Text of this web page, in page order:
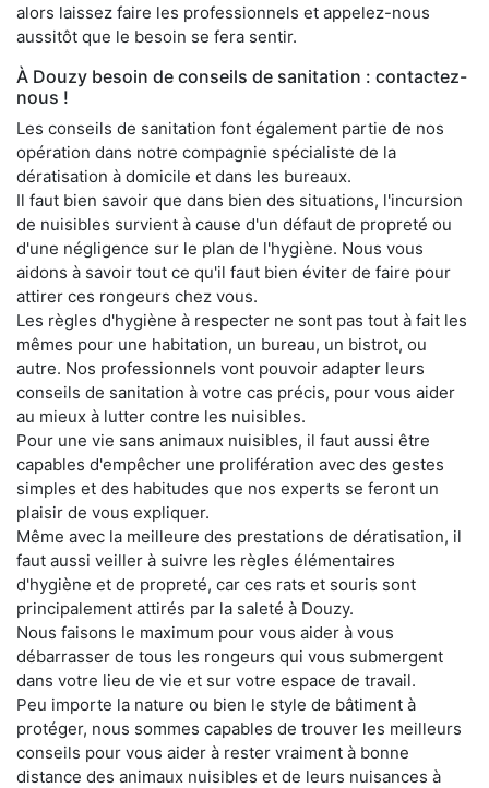
alors laissez faire les professionnels et appelez-nous
aussitôt que le besoin se fera sentir.
À Douzy besoin de conseils de sanitation : contactez-
nous !
Les conseils de sanitation font également partie de nos
opération dans notre compagnie spécialiste de la
dératisation à domicile et dans les bureaux.
Il faut bien savoir que dans bien des situations, l'incursion
de nuisibles survient à cause d'un défaut de propreté ou
d'une négligence sur le plan de l'hygiène. Nous vous
aidons à savoir tout ce qu'il faut bien éviter de faire pour
attirer ces rongeurs chez vous.
Les règles d'hygiène à respecter ne sont pas tout à fait les
mêmes pour une habitation, un bureau, un bistrot, ou
autre. Nos professionnels vont pouvoir adapter leurs
conseils de sanitation à votre cas précis, pour vous aider
au mieux à lutter contre les nuisibles.
Pour une vie sans animaux nuisibles, il faut aussi être
capables d'empêcher une prolifération avec des gestes
simples et des habitudes que nos experts se feront un
plaisir de vous expliquer.
Même avec la meilleure des prestations de dératisation, il
faut aussi veiller à suivre les règles élémentaires
d'hygiène et de propreté, car ces rats et souris sont
principalement attirés par la saleté à Douzy.
Nous faisons le maximum pour vous aider à vous
débarrasser de tous les rongeurs qui vous submergent
dans votre lieu de vie et sur votre espace de travail.
Peu importe la nature ou bien le style de bâtiment à
protéger, nous sommes capables de trouver les meilleurs
conseils pour vous aider à rester vraiment à bonne
distance des animaux nuisibles et de leurs nuisances à